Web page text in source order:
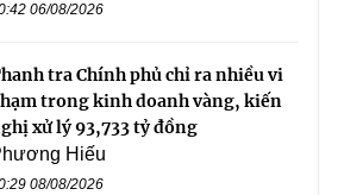
06/08/2026
tra Chính phủ chỉ ra nhiều vi
trong kinh doanh vàng, kiến
xử lý 93,733 tỷ đồng
Hiếu
08/08/2026